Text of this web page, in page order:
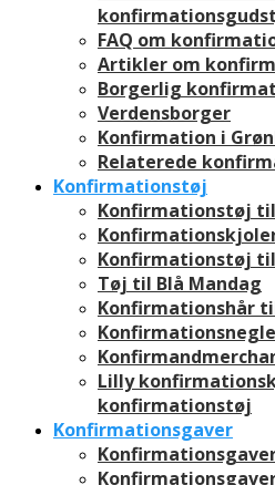
FAQ om
Artikler om
Borgerlig
Verdensborger
Konfirmation i
Relaterede
Konfirmationstøj
Konfirmationstøj
Konfirmationstøj
Tøj til Blå Mandag
Konfirmationshår
Konfirmationsnegle
Lilly
konfirmationstøj
Konfirmationsgaver